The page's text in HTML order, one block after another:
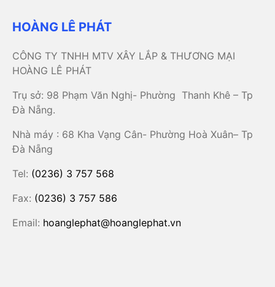
HOÀNG LÊ PHÁT
CÔNG TY TNHH MTV XÂY LẮP & THƯƠNG MẠI
HOÀNG LÊ PHÁT
Trụ sở: 98 Phạm Văn Nghị- Phường Thanh Khê – Tp
Đà Nẵng.
Nhà máy : 68 Kha Vạng Cân- Phường Hoà Xuân– Tp
Đà Nẵng
Tel: (0236) 3 757 568
Fax: (0236) 3 757 586
Email: hoanglephat@hoanglephat.vn